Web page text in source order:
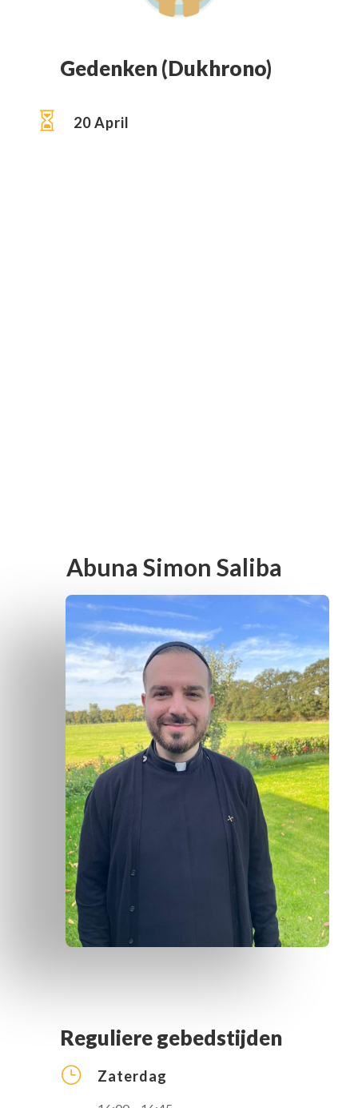
Gedenken (Dukhrono)
 20 April
Abuna Simon Saliba
Reguliere gebedstijden
} Zaterdag